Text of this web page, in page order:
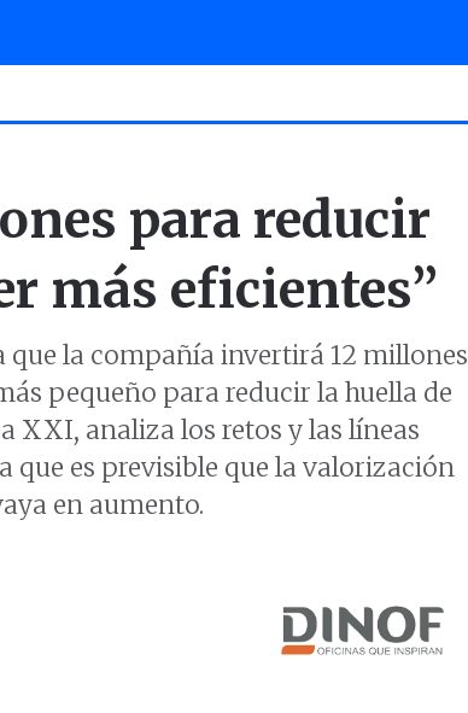
para reducir
más eficientes”
la compañía invertirá 12 millones
pequeño para reducir la huella de
XXI, analiza los retos y las líneas
que es previsible que la valorización
en aumento.